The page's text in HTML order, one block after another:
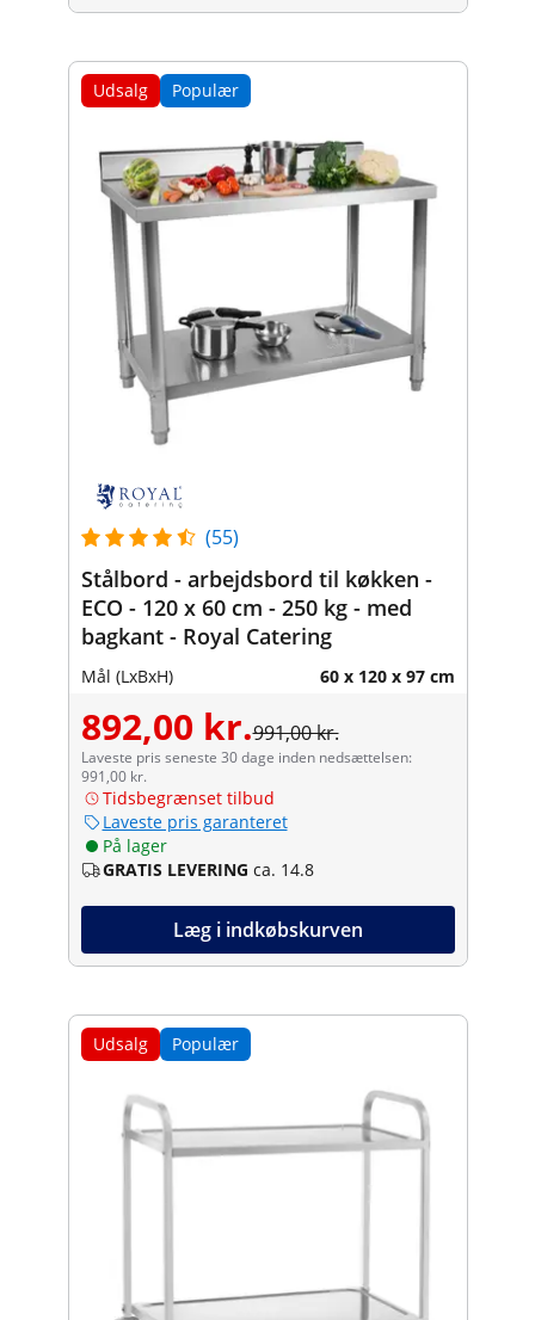
Udsalg Populær
(55)
Stålbord - arbejdsbord til køkken -
ECO - 120 x 60 cm - 250 kg - med
bagkant - Royal Catering
Mål (LxBxH) 60 x 120 x 97 cm
892,00 kr.991,00 kr.
Laveste pris seneste 30 dage inden nedsættelsen:
991,00 kr.
Tidsbegrænset tilbud
Laveste pris garanteret
På lager
GRATIS LEVERING ca. 14.8
Læg i indkøbskurven
Udsalg Populær